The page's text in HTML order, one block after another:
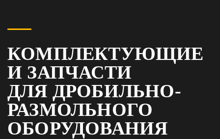
КОМПЛЕКТУЮЩИЕ
И ЗАПЧАСТИ
ДЛЯ ДРОБИЛЬНО-
РАЗМОЛЬНОГО
ОБОРУДОВАНИЯ